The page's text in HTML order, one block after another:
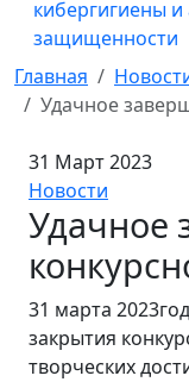
кибергигиены
защищенности
Главная
Удачное
31 Март 2023
Новости
Удачное
31 марта
закрытия
творческих